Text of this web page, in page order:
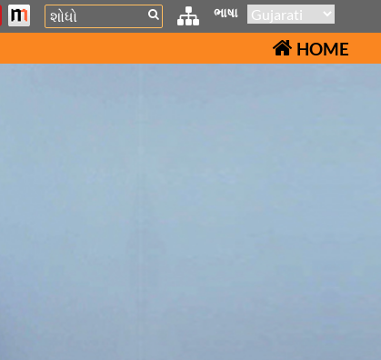
Search ભાષા
HOME